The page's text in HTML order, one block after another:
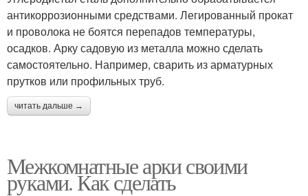
антикоррозионными средствами. Легированный прокат
и проволока не боятся перепадов температуры,
осадков. Арку садовую из металла можно сделать
самостоятельно. Например, сварить из арматурных
прутков или профильных труб.
читать дальше →
Межкомнатные арки своими
руками. Как сделать